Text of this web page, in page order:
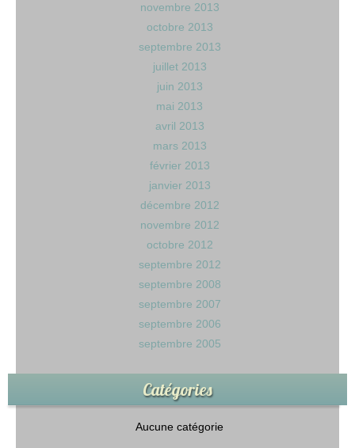
novembre 2013
octobre 2013
septembre 2013
juillet 2013
juin 2013
mai 2013
avril 2013
mars 2013
février 2013
janvier 2013
décembre 2012
novembre 2012
octobre 2012
septembre 2012
septembre 2008
septembre 2007
septembre 2006
septembre 2005
Catégories
Aucune catégorie